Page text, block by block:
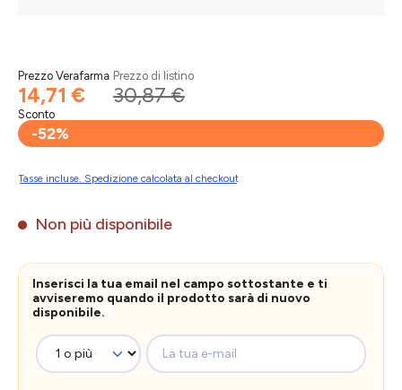
Prezzo Verafarma
14,71 €
Prezzo di listino
30,87 €
Sconto
-52%
Tasse incluse. Spedizione calcolata al checkout
Non più disponibile
Inserisci la tua email nel campo sottostante e ti
avviseremo quando il prodotto sarà di nuovo
disponibile.
La tua e-mail